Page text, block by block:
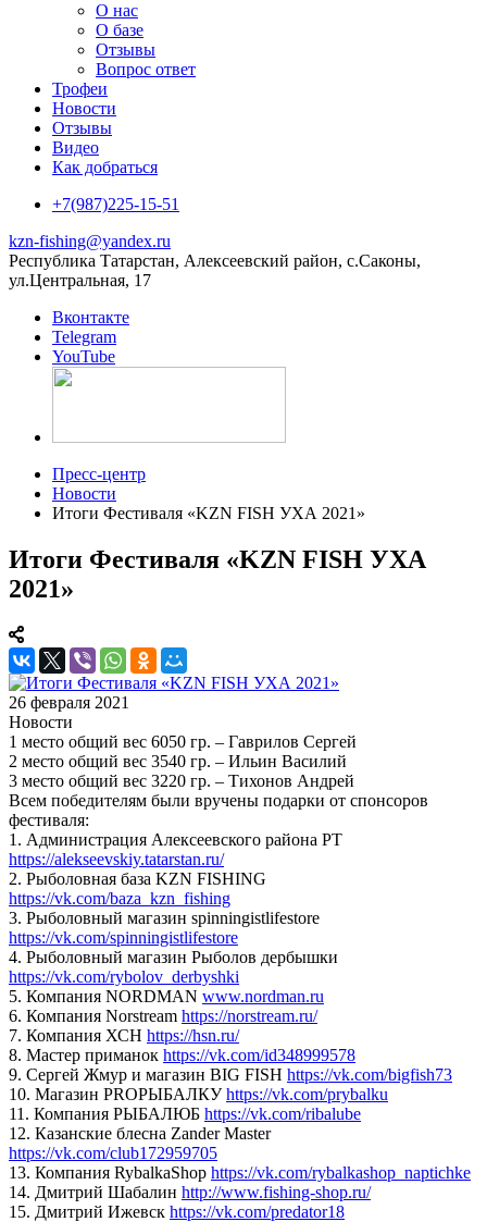
О нас
О базе
Отзывы
Вопрос ответ
Трофеи
Новости
Отзывы
Видео
Как добраться
+7(987)225-15-51
kzn-fishing@yandex.ru
Республика Татарстан, Алексеевский район, с.Саконы,
ул.Центральная, 17
Вконтакте
Telegram
YouTube
Пресс-центр
Новости
Итоги Фестиваля «KZN FISH УХА 2021»
Итоги Фестиваля «KZN FISH УХА
2021»
26 февраля 2021
Новости
1 место общий вес 6050 гр. – Гаврилов Сергей
2 место общий вес 3540 гр. – Ильин Василий
3 место общий вес 3220 гр. – Тихонов Андрей
Всем победителям были вручены подарки от спонсоров
фестиваля:
1. Администрация Алексеевского района РТ
https://alekseevskiy.tatarstan.ru/
2. Рыболовная база KZN FISHING
https://vk.com/baza_kzn_fishing
3. Рыболовный магазин spinningistlifestore
https://vk.com/spinningistlifestore
4. Рыболовный магазин Рыболов дербышки
https://vk.com/rybolov_derbyshki
5. Компания NORDMAN www.nordman.ru
6. Компания Norstream https://norstream.ru/
7. Компания ХСН https://hsn.ru/
8. Мастер приманок https://vk.com/id348999578
9. Сергей Жмур и магазин BIG FISH https://vk.com/bigfish73
10. Магазин PROРЫБАЛКУhttps://vk.com/prybalku
11. Компания РЫБАЛЮБ https://vk.com/ribalube
12. Казанские блесна Zander Master
https://vk.com/club172959705
13. Компания RybalkaShop https://vk.com/rybalkashop_naptichke
14. Дмитрий Шабалин http://www.fishing-shop.ru/
15. Дмитрий Ижевск https://vk.com/predator18